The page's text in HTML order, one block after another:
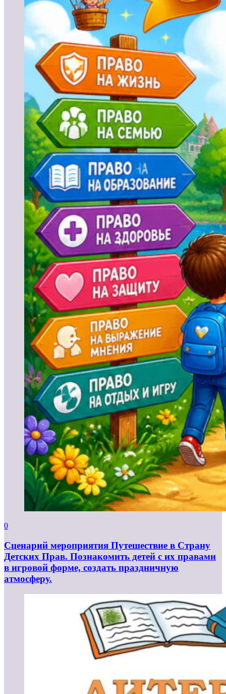
0
Сценарий мероприятия Путешествие в Страну
Детских Прав. Познакомить детей с их правами
в игровой форме, создать праздничную
атмосферу.